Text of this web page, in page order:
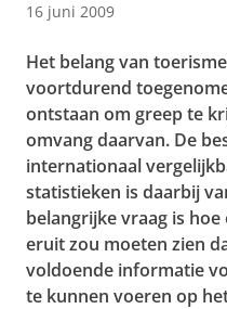
16 juni 2009
Het belang van
voortdurend
ontstaan om greep te
omvang daarvan. De
internationaal
statistieken is daarbij
belangrijke vraag is
eruit zou moeten zien
voldoende informatie
te kunnen voeren op